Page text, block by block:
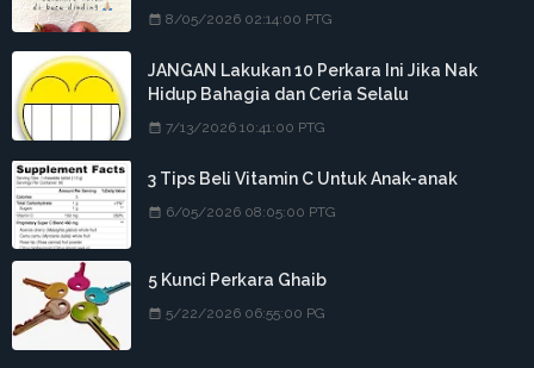
8/05/2026 02:14:00 PTG
JANGAN Lakukan 10 Perkara Ini Jika Nak
Hidup Bahagia dan Ceria Selalu
7/13/2026 10:41:00 PTG
3 Tips Beli Vitamin C Untuk Anak-anak
6/05/2026 08:05:00 PTG
5 Kunci Perkara Ghaib
5/22/2026 06:55:00 PG